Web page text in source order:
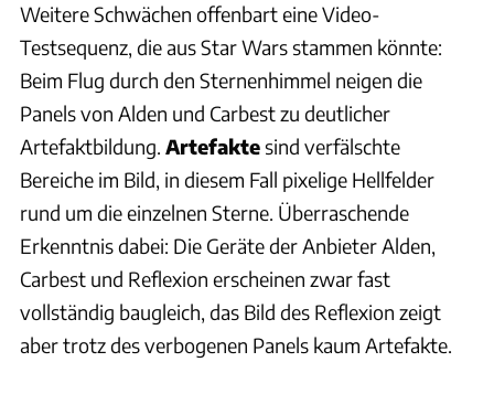
Weitere Schwächen offenbart eine Video-
Testsequenz, die aus Star Wars stammen könnte:
Beim Flug durch den Sternenhimmel neigen die
Panels von Alden und Carbest zu deutlicher
Artefaktbildung. Artefaktesind verfälschte
Bereiche im Bild, in diesem Fall pixelige Hellfelder
rund um die einzelnen Sterne. Überraschende
Erkenntnis dabei: Die Geräte der Anbieter Alden,
Carbest und Reflexion erscheinen zwar fast
vollständig baugleich, das Bild des Reflexion zeigt
aber trotz des verbogenen Panels kaum Artefakte.